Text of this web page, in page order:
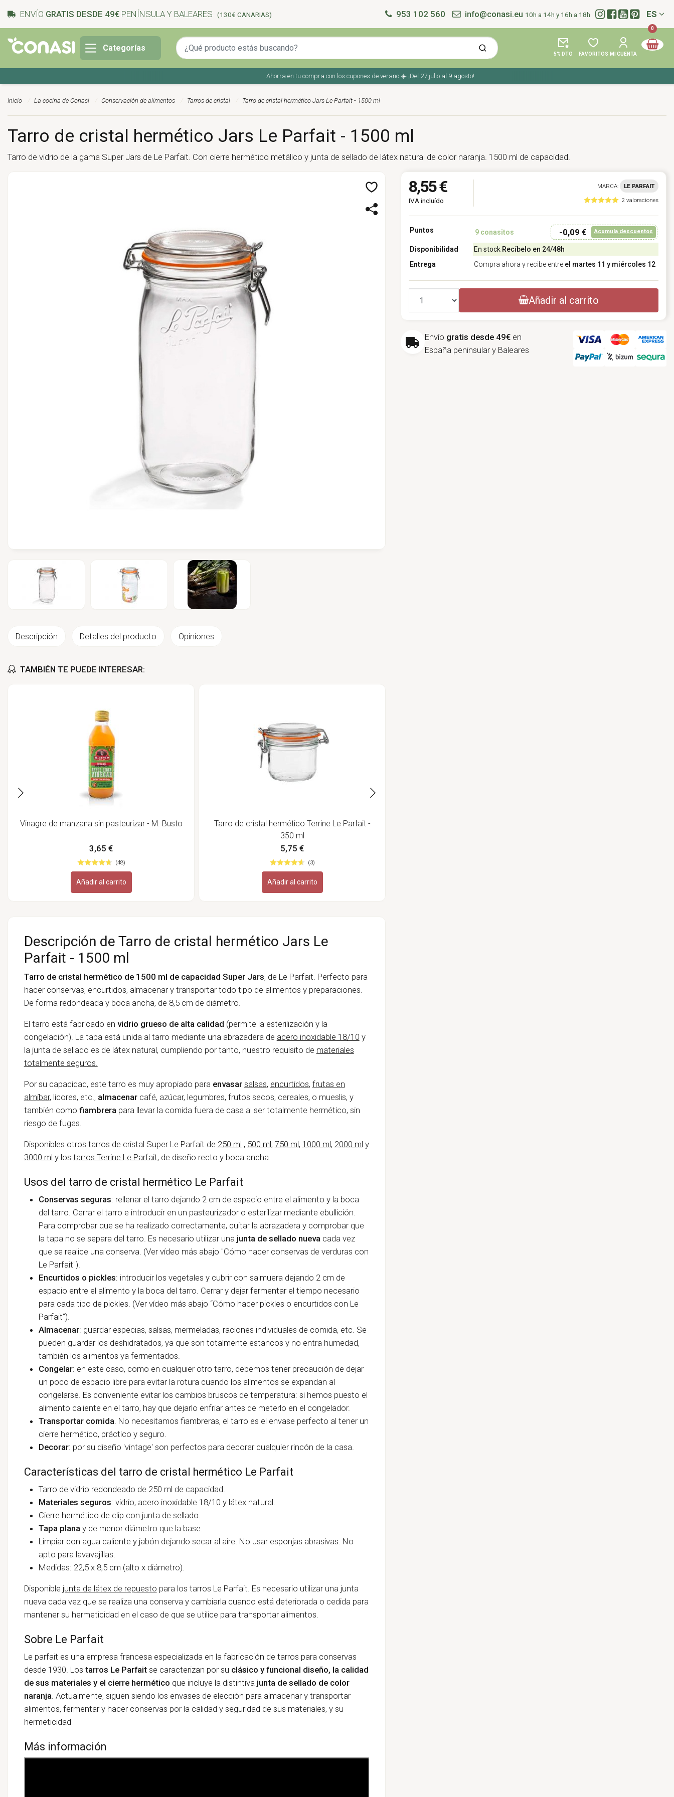
ENVÍO GRATIS DESDE 49€ PENÍNSULA Y BALEARES (130€ CANARIAS) 953 102 560 info@conasi.eu 10h a 14h y 16h a 18h Idioma:
ES
Categorías
5% DTO FAVORITOS MI CUENTA
0
Ahorra en tu compra con los cupones de verano ☀️ ¡Del 27 julio al 9 agosto!
Inicio La cocina de Conasi Conservación de alimentos Tarros de cristal Tarro de cristal hermético Jars Le Parfait - 1500 ml
Tarro de cristal hermético Jars Le Parfait - 1500 ml
Tarro de vidrio de la gama Super Jars de Le Parfait. Con cierre hermético metálico y junta de sellado de látex natural de color naranja. 1500 ml de capacidad.
Descripción Detalles del producto Opiniones
TAMBIÉN TE PUEDE INTERESAR:
Vinagre de manzana sin pasteurizar - M. Busto
3,65 €
(48)
Añadir al carrito
Tarro de cristal hermético Terrine Le Parfait -
350 ml
5,75 €
(3)
Añadir al carrito
Descripción de Tarro de cristal hermético Jars Le
Parfait - 1500 ml
Tarro de cristal hermético de 1500 ml de capacidad Super Jars, de Le Parfait. Perfecto para
hacer conservas, encurtidos, almacenar y transportar todo tipo de alimentos y preparaciones.
De forma redondeada y boca ancha, de 8,5 cm de diámetro.
El tarro está fabricado en vidrio grueso de alta calidad (permite la esterilización y la
congelación). La tapa está unida al tarro mediante una abrazadera de acero inoxidable 18/10 y
la junta de sellado es de látex natural, cumpliendo por tanto, nuestro requisito de materiales
totalmente seguros.
Por su capacidad, este tarro es muy apropiado para envasar salsas, encurtidos, frutas en
almíbar, licores, etc., almacenarcafé, azúcar, legumbres, frutos secos, cereales, o mueslis, y
también como fiambrera para llevar la comida fuera de casa al ser totalmente hermético, sin
riesgo de fugas.
Disponibles otros tarros de cristal Super Le Parfait de 250 ml , 500 ml, 750 ml, 1000 ml, 2000 ml y
3000 ml y los tarros Terrine Le Parfait, de diseño recto y boca ancha.
Usos del tarro de cristal hermético Le Parfait
Conservas seguras: rellenar el tarro dejando 2 cm de espacio entre el alimento y la boca
del tarro. Cerrar el tarro e introducir en un pasteurizador o esterilizar mediante ebullición.
Para comprobar que se ha realizado correctamente, quitar la abrazadera y comprobar que
la tapa no se separa del tarro. Es necesario utilizar una junta de sellado nueva cada vez
que se realice una conserva. (Ver vídeo más abajo "Cómo hacer conservas de verduras con
Le Parfait").
Encurtidos o pickles: introducir los vegetales y cubrir con salmuera dejando 2 cm de
espacio entre el alimento y la boca del tarro. Cerrar y dejar fermentar el tiempo necesario
para cada tipo de pickles. (Ver vídeo más abajo “Cómo hacer pickles o encurtidos con Le
Parfait”).
Almacenar: guardar especias, salsas, mermeladas, raciones individuales de comida, etc. Se
pueden guardar los deshidratados, ya que son totalmente estancos y no entra humedad,
también los alimentos ya fermentados.
Congelar: en este caso, como en cualquier otro tarro, debemos tener precaución de dejar
un poco de espacio libre para evitar la rotura cuando los alimentos se expandan al
congelarse. Es conveniente evitar los cambios bruscos de temperatura: si hemos puesto el
alimento caliente en el tarro, hay que dejarlo enfriar antes de meterlo en el congelador.
Transportar comida . No necesitamos fiambreras, el tarro es el envase perfecto al tener un
cierre hermético, práctico y seguro.
Decorar: por su diseño 'vintage' son perfectos para decorar cualquier rincón de la casa.
Características del tarro de cristal hermético Le Parfait
Tarro de vidrio redondeado de 250 ml de capacidad.
Materiales seguros: vidrio, acero inoxidable 18/10 y látex natural.
Cierre hermético de clip con junta de sellado.
Tapa plana y de menor diámetro que la base.
Limpiar con agua caliente y jabón dejando secar al aire. No usar esponjas abrasivas. No
apto para lavavajillas.
Medidas: 22,5 x 8,5 cm (alto x diámetro).
Disponible junta de látex de repuesto para los tarros Le Parfait. Es necesario utilizar una junta
nueva cada vez que se realiza una conserva y cambiarla cuando está deteriorada o cedida para
mantener su hermeticidad en el caso de que se utilice para transportar alimentos.
Sobre Le Parfait
Le parfait es una empresa francesa especializada en la fabricación de tarros para conservas
desde 1930. Los tarros Le Parfaitse caracterizan por su clásico y funcional diseño, la calidad
de sus materiales y el cierre hermético que incluye la distintiva junta de sellado de color
naranja . Actualmente, siguen siendo los envases de elección para almacenar y transportar
alimentos, fermentar y hacer conservas por la calidad y seguridad de sus materiales, y su
hermeticidad
Más información
8,55 €
IVA incluído
MARCA:
LE PARFAIT
2 valoraciones
Puntos 9conasitos -0,09 € Acumula descuentos
Disponibilidad En stock Recíbelo en 24/48h
Entrega
Compra ahora y recibe entre el martes 11 y miércoles 12
Cantidad Añadir al carrito
Envío gratis desde 49€ en
España peninsular y Baleares